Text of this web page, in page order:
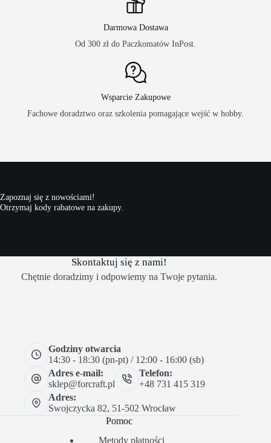
Darmowa Dostawa
Od 300 zł do Paczkomatów InPost.
Wsparcie Zakupowe
Fachowe doradztwo oraz szkolenia pomagające wejść w hobby.
Zapoznaj się z nowościami!
Otrzymaj kody rabatowe na zakupy.
Skontaktuj się z nami!
Chętnie doradzimy i odpowiemy na Twoje pytania.
Godziny otwarcia
14:30 - 18:30 (pn-pt) / 12:00 - 16:00 (sb)
Adres e-mail:
sklep@forcraft.pl
Telefon:
+48 731 415 319
Adres:
Swojczycka 82, 51-502 Wrocław
Pomoc
Metody płatności